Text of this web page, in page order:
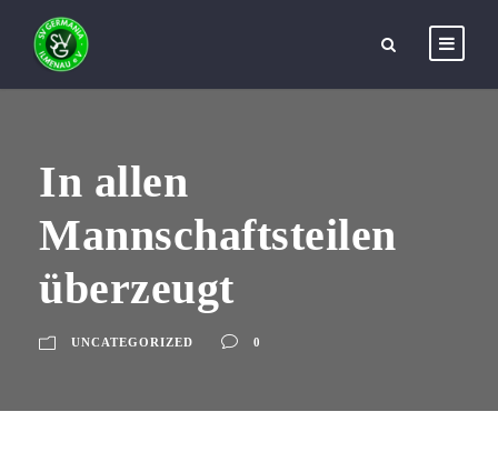
In allen
Mannschaftsteilen
überzeugt
UNCATEGORIZED 0